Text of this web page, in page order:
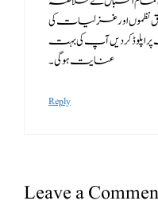
نظموں اور غزلیات کی
اپلوڈ کر دیں آپ کی بہت
عنایت ہو گی ۔
Reply
Leave a